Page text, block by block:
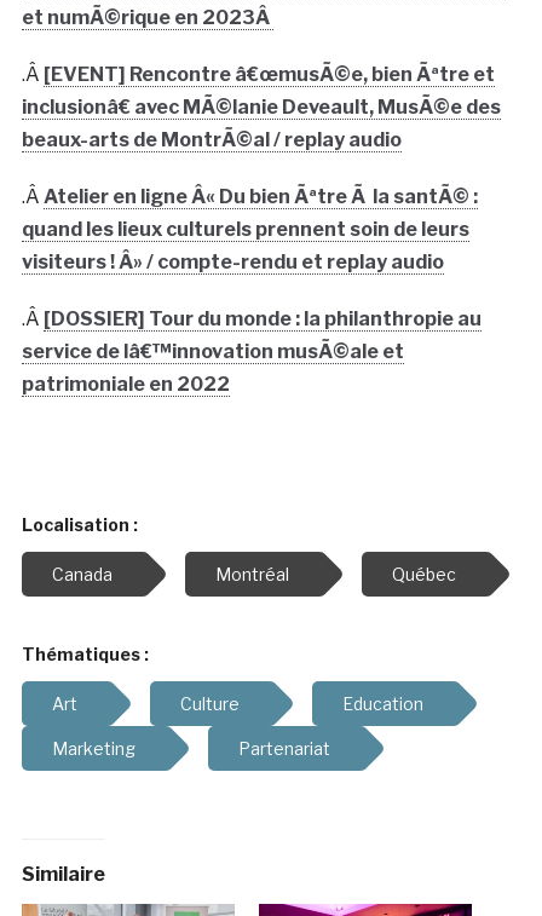
et numÃ©rique en 2023Â
.Â [EVENT] Rencontre â€œmusÃ©e, bien Ãªtre et
inclusionâ€ avec MÃ©lanie Deveault, MusÃ©e des
beaux-arts de MontrÃ©al / replay audio
.Â Atelier en ligne Â« Du bien Ãªtre Ã la santÃ© :
quand les lieux culturels prennent soin de leurs
visiteurs ! Â» / compte-rendu et replay audio
.Â [DOSSIER] Tour du monde : la philanthropie au
service de lâ€™innovation musÃ©ale et
patrimoniale en 2022
Localisation :
Canada Montréal Québec
Thématiques :
Art Culture Education
Marketing Partenariat
Similaire